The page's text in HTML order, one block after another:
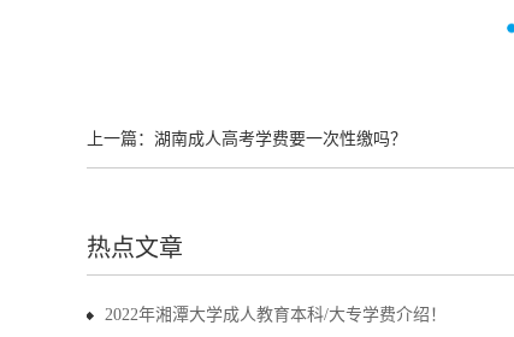
上一篇： 湖南成人高考学费要一次性缴吗？
热点文章
2022年湘潭大学成人教育本科/大专学费介绍！